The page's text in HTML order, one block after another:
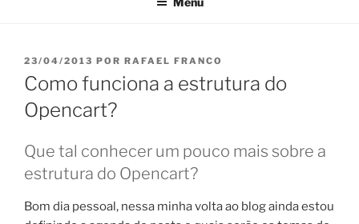
PUBLICADO
EM
23/04/2013 POR RAFAEL FRANCO
Como funciona a estrutura do
Opencart?
Que tal conhecer um pouco mais sobre a
estrutura do Opencart?
Bom dia pessoal, nessa minha volta ao blog ainda estou